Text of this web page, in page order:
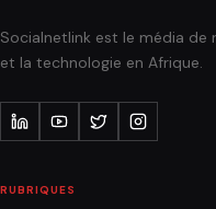
Socialnetlink est le média de
et la technologie en Afrique.
RUBRIQUES